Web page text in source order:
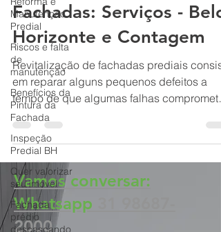
Manutenção
Predial
Riscos e falta
de
manutenção
Benefícios da
Pintura da
Fachada
Inspeção
Predial BH
Quer valorizar
seu imóvel
Fachada
prédio
descascando
BH Revitalização de
Fachadas: Serviços - Belo
Horizonte e Contagem
Revitalização de fachadas prediais
em reparar alguns pequenos defeitos a
tempo de que algumas falhas
outras instalações
Vamos conversar:
Whatsapp